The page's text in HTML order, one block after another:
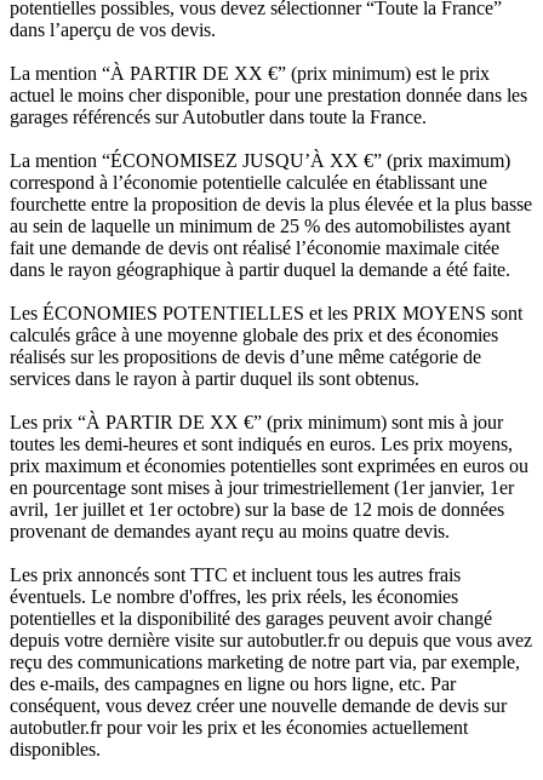
potentielles possibles, vous devez sélectionner “Toute la France”
dans l’aperçu de vos devis.
La mention “À PARTIR DE XX €” (prix minimum) est le prix
actuel le moins cher disponible, pour une prestation donnée dans les
garages référencés sur Autobutler dans toute la France.
La mention “ÉCONOMISEZ JUSQU’À XX €” (prix maximum)
correspond à l’économie potentielle calculée en établissant une
fourchette entre la proposition de devis la plus élevée et la plus basse
au sein de laquelle un minimum de 25 % des automobilistes ayant
fait une demande de devis ont réalisé l’économie maximale citée
dans le rayon géographique à partir duquel la demande a été faite.
Les ÉCONOMIES POTENTIELLES et les PRIX MOYENS sont
calculés grâce à une moyenne globale des prix et des économies
réalisés sur les propositions de devis d’une même catégorie de
services dans le rayon à partir duquel ils sont obtenus.
Les prix “À PARTIR DE XX €” (prix minimum) sont mis à jour
toutes les demi-heures et sont indiqués en euros. Les prix moyens,
prix maximum et économies potentielles sont exprimées en euros ou
en pourcentage sont mises à jour trimestriellement (1er janvier, 1er
avril, 1er juillet et 1er octobre) sur la base de 12 mois de données
provenant de demandes ayant reçu au moins quatre devis.
Les prix annoncés sont TTC et incluent tous les autres frais
éventuels. Le nombre d'offres, les prix réels, les économies
potentielles et la disponibilité des garages peuvent avoir changé
depuis votre dernière visite sur autobutler.fr ou depuis que vous avez
reçu des communications marketing de notre part via, par exemple,
des e-mails, des campagnes en ligne ou hors ligne, etc. Par
conséquent, vous devez créer une nouvelle demande de devis sur
autobutler.fr pour voir les prix et les économies actuellement
disponibles.